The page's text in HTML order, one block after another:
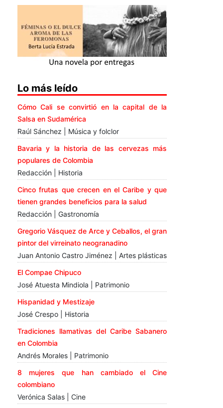
Lo más leído
Cómo Cali se convirtió en la capital de la
Salsa en Sudamérica
Raúl Sánchez | Música y folclor
Bavaria y la historia de las cervezas más
populares de Colombia
Redacción | Historia
Cinco frutas que crecen en el Caribe y que
tienen grandes beneficios para la salud
Redacción | Gastronomía
Gregorio Vásquez de Arce y Ceballos, el gran
pintor del virreinato neogranadino
Juan Antonio Castro Jiménez | Artes plásticas
El Compae Chipuco
José Atuesta Mindiola | Patrimonio
Hispanidad y Mestizaje
José Crespo | Historia
Tradiciones llamativas del Caribe Sabanero
en Colombia
Andrés Morales | Patrimonio
8 mujeres que han cambiado el Cine
colombiano
Verónica Salas | Cine